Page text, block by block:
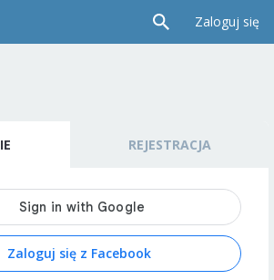
Zaloguj się
REJESTRACJA
Zaloguj się z Facebook